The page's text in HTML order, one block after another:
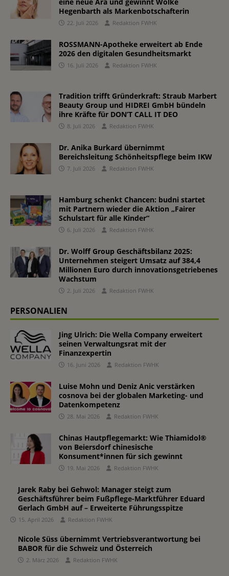
Hegenbarth als Markenbotschafterin
22. Juli 2026 Redaktion FWHK
ROSSMANN-Apotheke erweitert ab Ende
2026 den digitalen Gesundheitsmarkt
16. Juli 2026 Redaktion FWHK
Tradition trifft Gründerkraft: Straub Marbert
Beauty Group und HIDREI GmbH bündeln
ihre Kräfte für DON’T CALL IT DEO
8. Juli 2026 Redaktion FWHK
Dr. Anika Burkard übernimmt
Bereichsleitung Schönheitspflege beim IKW
7. Juli 2026 Redaktion FWHK
Hamburg schenkt Chancen: budni startet
mit Partnern wieder die Aktion „Fairer
Schulstart für alle Kinder“
6. Juli 2026 Redaktion FWHK
Dr. Wolff Group Geschäftsbilanz 2025:
Unternehmen steigert Umsatz auf 384,4
Millionen Euro durch innovationsgetriebenes
Wachstum
2. Juli 2026 Redaktion FWHK
PERSONALIEN
Jing Ulrich: Die Wella Company erweitert
seinen Verwaltungsrat mit der
Finanzexpertin
16. Juni 2026 Redaktion FWHK
Luise Mohn und Deniz Anic verstärken
cosnova bei der globalen Marketing- und
Datenkompetenz
28. Mai 2026 Redaktion FWHK
Chinas Hautpflegemarkt: Wie Thiamidol®
von Beiersdorf chinesische
Konsument*innen für sich gewinnt
19. Mai 2026 Redaktion FWHK
Jarek Raby bei Gehwol: Manager steigt zum
Geschäftsführer beim Fußpflege-Marktführer Eduard
Gerlach GmbH auf – Erweiterte Führungsspitze
15. April 2026 Redaktion FWHK
Nicole Süss übernimmt Vertriebsverantwortung bei
BABOR für die Schweiz und Österreich
2. März 2026 Redaktion FWHK